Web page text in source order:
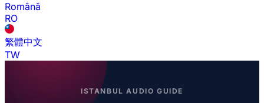
Română
RO
繁體中文
TW
ISTANBUL AUDIO GUIDE